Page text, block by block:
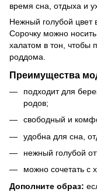
время сна, отдыха и
Нежный голубой цвет
Сорочку можно
халатом в тон, чтобы
роддома.
Преимущества
подходит для
родов;
свободный и
удобна для сна,
нежный голубой
можно сочетать с
Дополните образ: